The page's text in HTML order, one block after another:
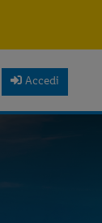
Accedi